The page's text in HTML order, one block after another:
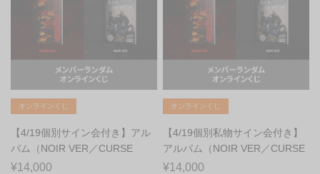
オンラインくじ
【4/19個別サイン会付き】アル
バム（NOIR VER／CURSE
VER）
¥14,000
オンラインくじ
【4/19個別私物サイン会付き】
アルバム（NOIR VER／CURSE
VER）...
¥14,000